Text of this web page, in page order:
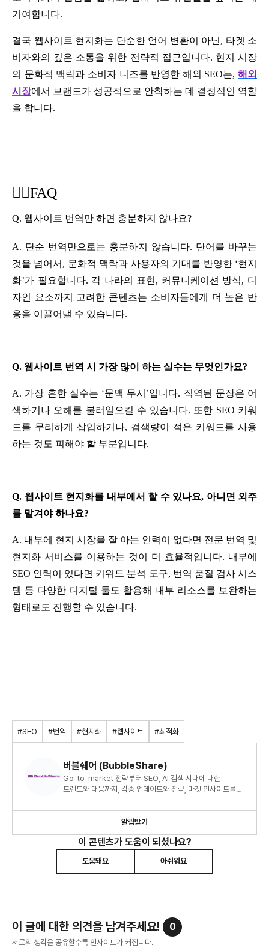
기여합니다.
결국 웹사이트 현지화는 단순한 언어 변환이 아닌, 타겟 소
비자와의 깊은 소통을 위한 전략적 접근입니다. 현지 시장
의 문화적 맥락과 소비자 니즈를 반영한 해외 SEO는, 해외
시장에서 브랜드가 성공적으로 안착하는 데 결정적인 역할
을 합니다.
✋🏻FAQ
Q. 웹사이트 번역만 하면 충분하지 않나요?
A. 단순 번역만으로는 충분하지 않습니다. 단어를 바꾸는
것을 넘어서, 문화적 맥락과 사용자의 기대를 반영한 ‘현지
화’가 필요합니다. 각 나라의 표현, 커뮤니케이션 방식, 디
자인 요소까지 고려한 콘텐츠는 소비자들에게 더 높은 반
응을 이끌어낼 수 있습니다.
Q. 웹사이트 번역 시 가장 많이 하는 실수는 무엇인가요?
A. 가장 흔한 실수는 ‘문맥 무시’입니다. 직역된 문장은 어
색하거나 오해를 불러일으킬 수 있습니다. 또한 SEO 키워
드를 무리하게 삽입하거나, 검색량이 적은 키워드를 사용
하는 것도 피해야 할 부분입니다.
Q. 웹사이트 현지화를 내부에서 할 수 있나요, 아니면 외주
를 맡겨야 하나요?
A. 내부에 현지 시장을 잘 아는 인력이 없다면 전문 번역 및
현지화 서비스를 이용하는 것이 더 효율적입니다. 내부에
SEO 인력이 있다면 키워드 분석 도구, 번역 품질 검사 시스
템 등 다양한 디지털 툴도 활용해 내부 리소스를 보완하는
형태로도 진행할 수 있습니다.
#SEO #번역 #현지화 #웹사이트 #최적화
버블쉐어 (BubbleShare)
Go-to-market 전략부터 SEO, AI 검색 시대에 대한
트렌드와 대응까지, 각종 업데이트와 전략, 마켓 인사이트를
알림받기
이 콘텐츠가 도움이 되셨나요?
도움돼요 아쉬워요
이 글에 대한 의견을 남겨주세요! 0
서로의 생각을 공유할수록 인사이트가 커집니다.